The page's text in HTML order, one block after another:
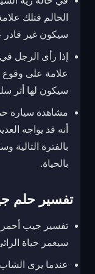
الحالم فتلك
سيكون غير قادر
إذا رأى الرجل
علامة على وقوع
سيكون لها أثر
مشاهدة سيارة
أنه قد يواجه
بالفترة
بالحياة.
تفسير حلم
تفسير جيب أحمر
سيعمر حياة
عندما يرى